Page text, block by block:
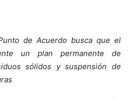
de Acuerdo busca que el
un plan permanente de
sólidos y suspensión de